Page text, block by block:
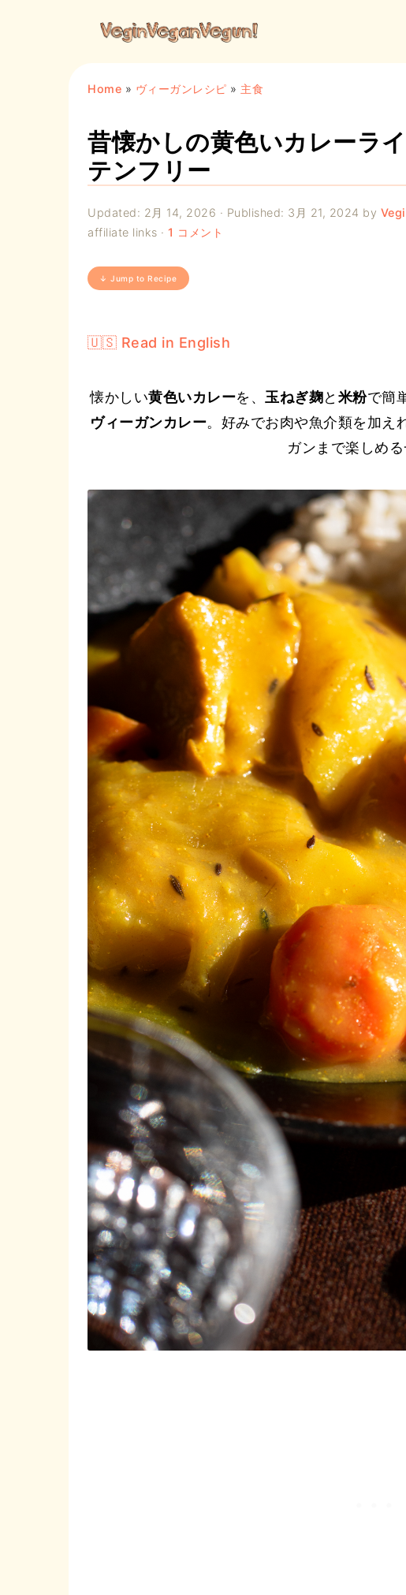
Home » ヴィーガンレシピ » 主食
昔懐かしの黄色いカレーラ
テンフリー
Updated: 2月 14, 2026 · Published: 3月 21, 2024 by
affiliate links · 1 コメント
↓ Jump to Recipe
🇺🇸 Read in English
懐かしい黄色いカレーを、 玉ねぎ麹と 米粉で簡
ヴィーガンカレー。好みでお肉や魚介類を加え
ガンまで楽しめる